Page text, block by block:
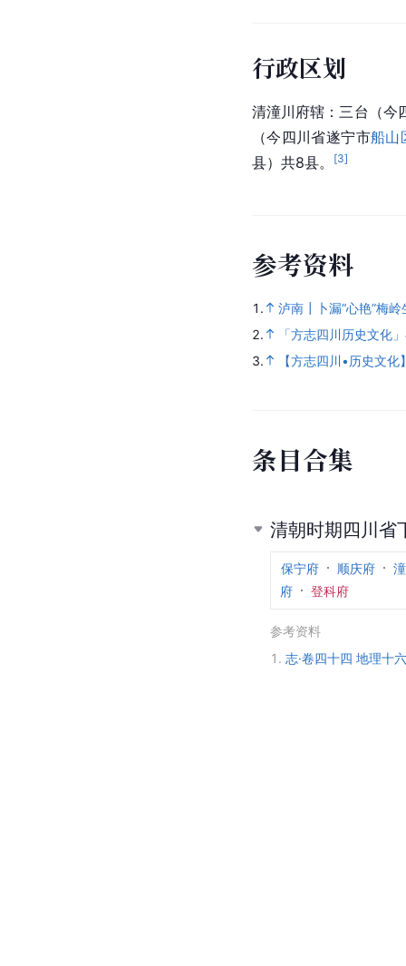
行政区划
清潼川府辖：三台（今
（今四川省遂宁市船山
县）共8县。
[3]
参考资料
1.
泸南┃卜漏“心艳”梅岭
2.
「方志四川历史文化
3.
【方志四川•历史文
条目合集
清朝时期四川省
保宁府 顺庆府
府
登科府
参考资料
1. 志·卷四十四 地理十六